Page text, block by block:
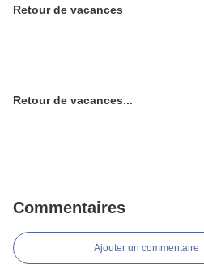
Retour de vacances
Retour de vacances...
Commentaires
Ajouter un commentaire